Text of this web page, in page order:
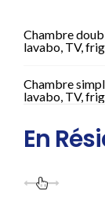
Chambre
lavabo, TV,
Chambre
lavabo, TV,
En